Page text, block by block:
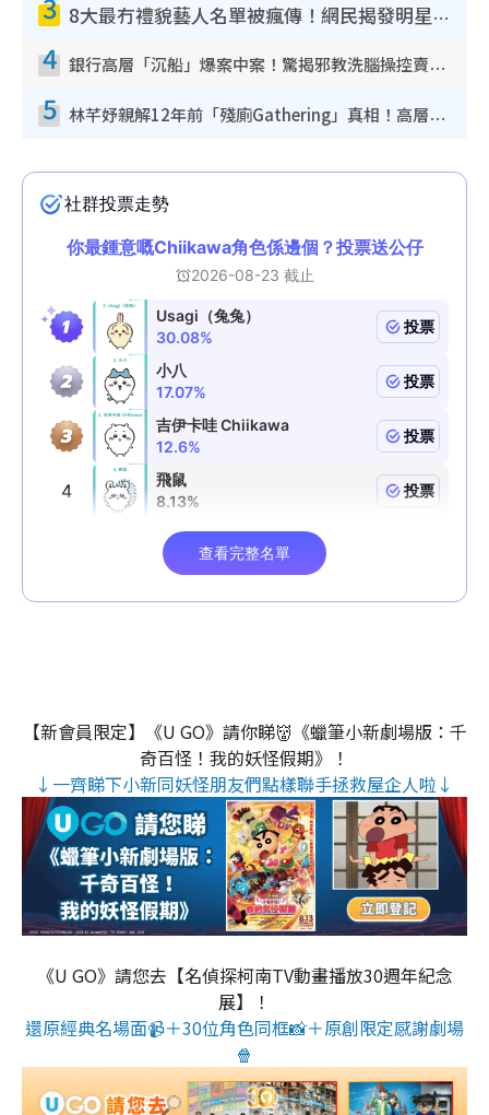
8大最冇禮貌藝人名單被瘋傳！網民揭發明星真面目 一致數臭呢位係無品天花板？
4 銀行高層「沉船」爆案中案！驚揭邪教洗腦操控賣淫被吞600萬 幕後黑手講多錯多
5 林芊妤親解12年前「殘廁Gathering」真相！高層解約一句話重創尊嚴至今拒返TVB
【新會員限定】《U GO》請你睇👹《蠟筆小新劇場版：千
奇百怪！我的妖怪假期》！
↓一齊睇下小新同妖怪朋友們點樣聯手拯救屋企人啦↓
《U GO》請您去【名偵探柯南TV動畫播放30週年紀念
展】！
還原經典名場面📹＋30位角色同框📸＋原創限定感謝劇場
🍿